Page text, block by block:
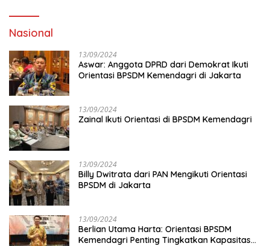
Nasional
13/09/2024
Aswar: Anggota DPRD dari Demokrat Ikuti
Orientasi BPSDM Kemendagri di Jakarta
13/09/2024
Zainal Ikuti Orientasi di BPSDM Kemendagri
13/09/2024
Billy Dwitrata dari PAN Mengikuti Orientasi
BPSDM di Jakarta
13/09/2024
Berlian Utama Harta: Orientasi BPSDM
Kemendagri Penting Tingkatkan Kapasitas